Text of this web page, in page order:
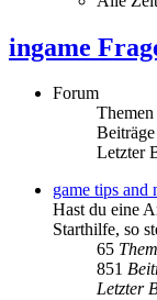
ingame
Forum
Themen
Beiträge
Letzter
game tips and
Hast du eine
Starthilfe, so
65
851
Letzter